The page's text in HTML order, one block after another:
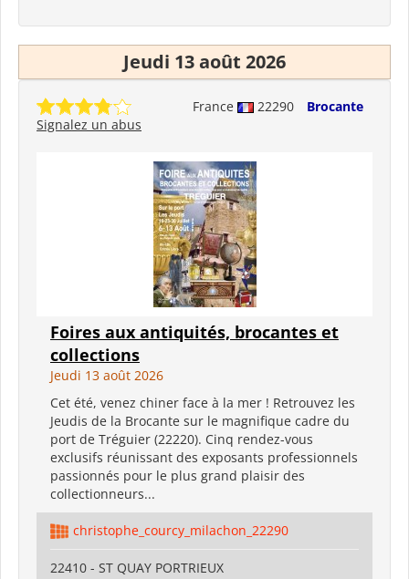
Jeudi 13 août 2026
France 22290
Brocante
Signalez un abus
Foires aux antiquités, brocantes et
collections
Jeudi 13 août 2026
Cet été, venez chiner face à la mer ! Retrouvez les
Jeudis de la Brocante sur le magnifique cadre du
port de Tréguier (22220). Cinq rendez-vous
exclusifs réunissant des exposants professionnels
passionnés pour le plus grand plaisir des
collectionneurs...
christophe_courcy_milachon_22290
22410 - ST QUAY PORTRIEUX